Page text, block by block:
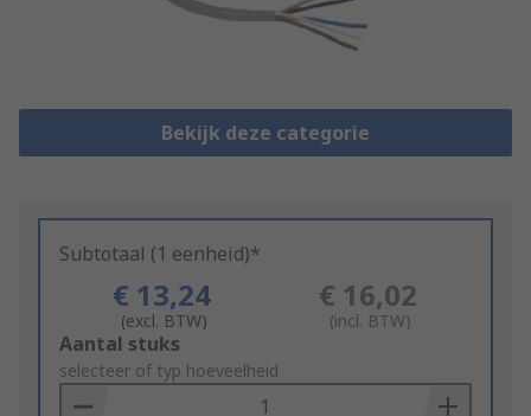
Bekijk deze categorie
Subtotaal (1 eenheid)*
€ 13,24
(excl. BTW)
€ 16,02
(incl. BTW)
Add
to
Basket
Aantal stuks
selecteer of typ hoeveelheid